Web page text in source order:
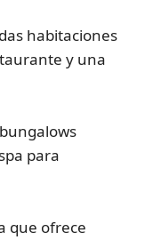
habitaciones
y una
para
que ofrece